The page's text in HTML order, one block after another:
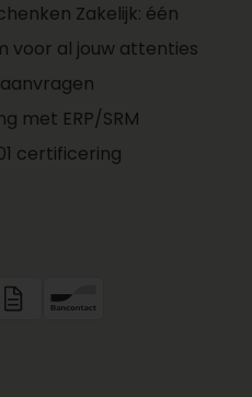
Zakelijk: één
voor al jouw attenties
met ERP/SRM
certificering